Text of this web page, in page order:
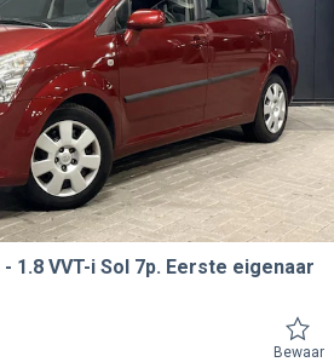
1.8 VVT-i Sol 7p. Eerste eigenaar
Bewaar